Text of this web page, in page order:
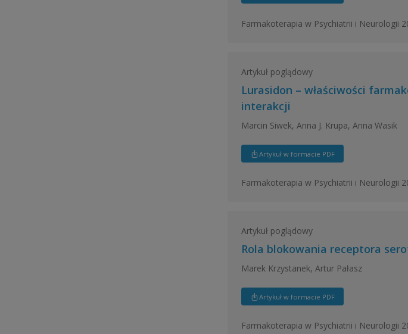
Farmakoterapia w Psychiatrii i Neurologii
Artykuł poglądowy
Lurasidon – właściwości
interakcji
Marcin Siwek, Anna J. Krupa, Anna Wasik
Artykuł w formacie PDF
Farmakoterapia w Psychiatrii i Neurologii
Artykuł poglądowy
Rola blokowania receptora
Marek Krzystanek, Artur Pałasz
Artykuł w formacie PDF
Farmakoterapia w Psychiatrii i Neurologii